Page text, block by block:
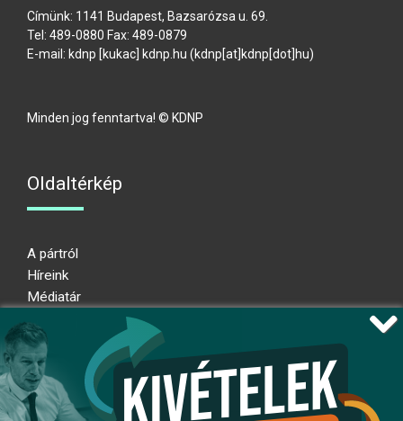
Címünk: 1141 Budapest, Bazsarózsa u. 69.
Tel: 489-0880 Fax: 489-0879
E-mail: kdnp [kukac] kdnp hu (kdnp[at]kdnp[dot]hu)
Minden jog fenntartva! © KDNP
Oldaltérkép
A pártról
Híreink
Médiatár
Adatkezelési nyilatkozat
Átláthatósági nyilatkozat
Ugrás az oldal tetejére